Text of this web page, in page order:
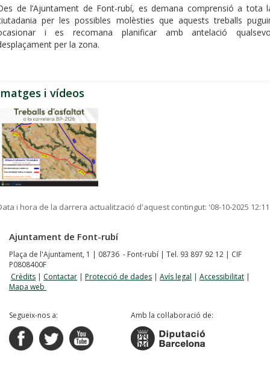
de l’Ajuntament de Font-rubí, es demana comprensió a tota
per les possibles molèsties que aquests treballs
i es recomana planificar amb antelació
per la zona.
i vídeos
i hora de la darrera actualització d'aquest contingut: '08-10-2025 12:11
Ajuntament de Font-rubí
Plaça de l'Ajuntament, 1 | 08736 - Font-rubí | Tel. 93 897 92 12 | CIF
P0808400F
Crèdits | Contactar | Protecció de dades | Avís legal | Accessibilitat |
Mapa web
Segueix-nos a: Amb la col·laboració de: